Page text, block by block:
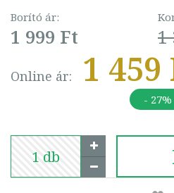
Borító ár:
1 999 Ft 1
Online ár: 1 459
- 27%